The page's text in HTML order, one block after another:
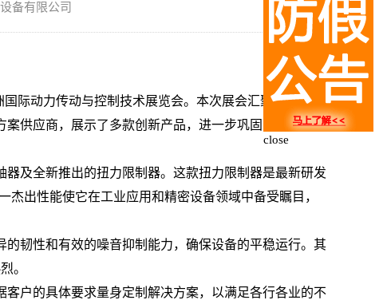
备有限公司
动力传动与控制技术展览会。本次展会汇聚了来自众
案供应商，展示了多款创新产品，进一步巩固了其市场地
器及全新推出的扭力限制器。这款扭力限制器是最新研发
杰出性能使它在工业应用和精密设备领域中备受瞩目，
的韧性和有效的噪音抑制能力，确保设备的平稳运行。其
。
户的具体要求量身定制解决方案，以满足各行各业的不
close